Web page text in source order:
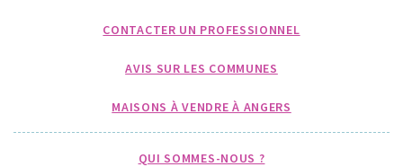
CONTACTER UN PROFESSIONNEL
AVIS SUR LES COMMUNES
MAISONS À VENDRE À ANGERS
QUI SOMMES-NOUS ?